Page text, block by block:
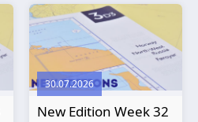
Shipping and the
Environment – A Guide to
Environmental
Compliance...
30.07.2026
New Edition Week 32